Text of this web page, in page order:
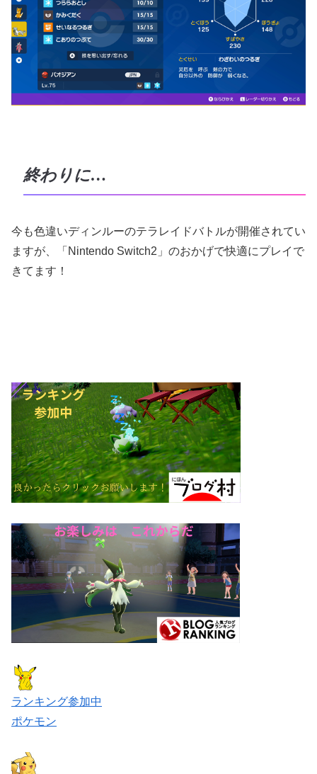
終わりに…
今も色違いディンルーのテラレイドバトルが開催されてい
ますが、「Nintendo Switch2」のおかげで快適にプレイで
きてます！
ランキング参加中
ポケモン